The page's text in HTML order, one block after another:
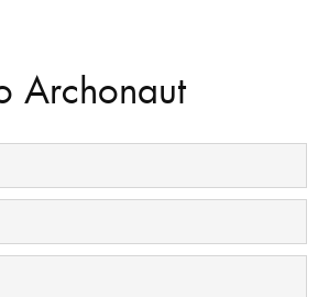
Archonaut